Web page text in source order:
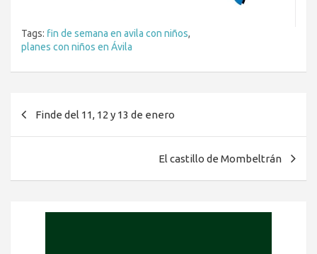
Tags: fin de semana en avila con niños,
planes con niños en Ávila
Finde del 11, 12 y 13 de enero
El castillo de Mombeltrán